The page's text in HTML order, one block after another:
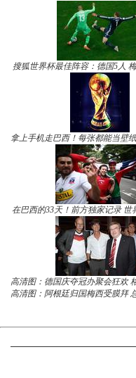
搜狐世界杯最佳阵容：德国5人
拿上手机走巴西！每张都能当壁
在巴西的33天！前方独家记录 世
高清图：德国庆夺冠办聚会狂欢
高清图：阿根廷归国梅西受膜拜